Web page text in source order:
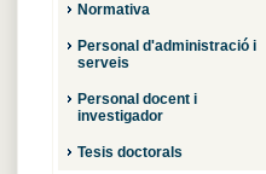
Normativa
Personal d'administració i
serveis
Personal docent i
investigador
Tesis doctorals